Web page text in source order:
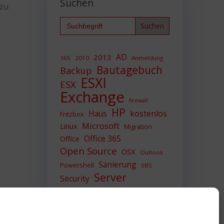
Suchen
Search
for:
365 2010 2013 AD Anmeldung
Backup Bautagebuch
ESX ESXI
Exchange firewall
Fritzbox Haus HP kostenlos
Linux Microsoft Migration
Office Office 365
Open Source OSX Outlook
Powershell Sanierung SBS
Security Server
Sicherheit SIEM